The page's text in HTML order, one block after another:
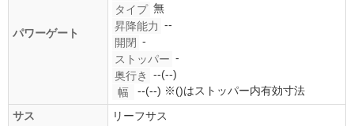
パワーゲート
タイプ 無
昇降能力 --
開閉 -
ストッパー -
奥行き
--(--)
幅
--(--) ※()はストッパー内有効寸法
サス
リーフサス